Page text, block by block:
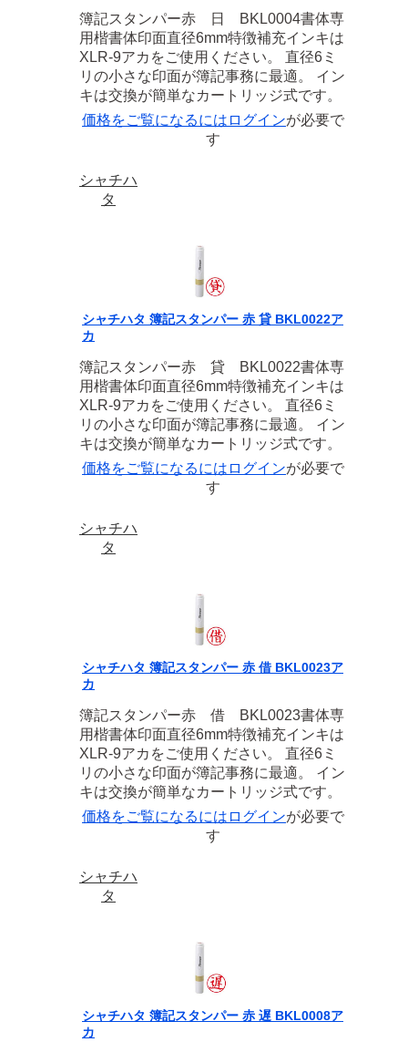
簿記スタンパー赤 日 BKL0004書体専
用楷書体印面直径6mm特徴補充インキは
XLR-9アカをご使用ください。 直径6ミ
リの小さな印面が簿記事務に最適。 イン
キは交換が簡単なカートリッジ式です。
価格をご覧になるには ログインが必要で
す
シャチハ
タ
シャチハタ 簿記スタンパー 赤 貸 BKL0022ア
カ
簿記スタンパー赤 貸 BKL0022書体専
用楷書体印面直径6mm特徴補充インキは
XLR-9アカをご使用ください。 直径6ミ
リの小さな印面が簿記事務に最適。 イン
キは交換が簡単なカートリッジ式です。
価格をご覧になるには ログインが必要で
す
シャチハ
タ
シャチハタ 簿記スタンパー 赤 借 BKL0023ア
カ
簿記スタンパー赤 借 BKL0023書体専
用楷書体印面直径6mm特徴補充インキは
XLR-9アカをご使用ください。 直径6ミ
リの小さな印面が簿記事務に最適。 イン
キは交換が簡単なカートリッジ式です。
価格をご覧になるには ログインが必要で
す
シャチハ
タ
シャチハタ 簿記スタンパー 赤 遅 BKL0008ア
カ